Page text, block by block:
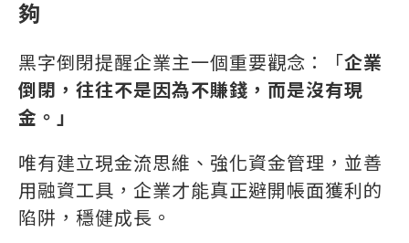
夠
黑字倒閉提醒企業主一個重要觀念：「 企業
倒閉，往往不是因為不賺錢，而是沒有現
金。」
唯有建立現金流思維、強化資金管理，並善
用融資工具，企業才能真正避開帳面獲利的
陷阱，穩健成長。